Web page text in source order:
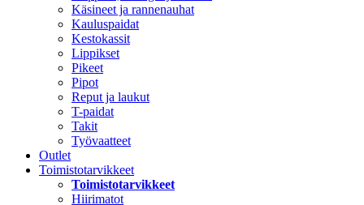
Käsineet ja rannenauhat
Kauluspaidat
Kestokassit
Lippikset
Pikeet
Pipot
Reput ja laukut
T-paidat
Takit
Työvaatteet
Outlet
Toimistotarvikkeet
Toimistotarvikkeet
Hiirimatot